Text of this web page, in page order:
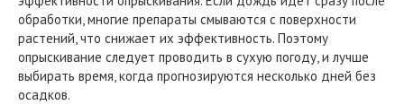
обработки, многие препараты смываются с поверхности
растений, что снижает их эффективность. Поэтому
опрыскивание следует проводить в сухую погоду, и лучше
выбирать время, когда прогнозируются несколько дней без
осадков.